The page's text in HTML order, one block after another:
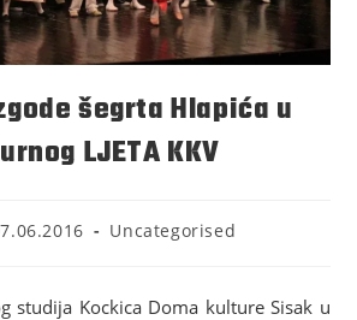
šegrta Hlapića u
LJETA KKV
Uncategorised
studija Kockica Doma kulture Sisak u